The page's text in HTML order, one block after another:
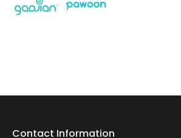
Contact Information